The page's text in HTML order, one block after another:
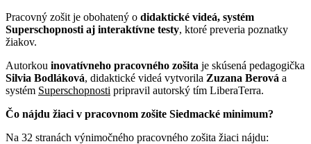
Pracovný zošit je obohatený o didaktické videá, systém
Superschopnosti aj interaktívne testy, ktoré preveria poznatky
žiakov.
Autorkou inovatívneho pracovného zošita je skúsená pedagogička
Silvia Bodláková, didaktické videá vytvorila Zuzana Berová a
systém Superschopnosti pripravil autorský tím LiberaTerra.
Čo nájdu žiaci v pracovnom zošite Siedmacké minimum?
Na 32 stranách výnimočného pracovného zošita žiaci nájdu: